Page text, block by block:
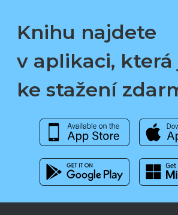
Knihu najdete
v aplikaci, která
ke stažení